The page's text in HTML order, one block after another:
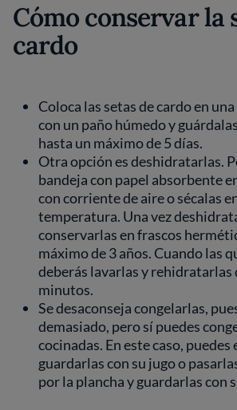
Cómo conservar la
cardo
Coloca las setas de cardo en
con un paño húmedo y
hasta un máximo de 5 días.
Otra opción es deshidratarlas.
bandeja con papel absorbente
con corriente de aire o sécalas
temperatura. Una vez
conservarlas en frascos
máximo de 3 años. Cuando las
deberás lavarlas y rehidratarlas
minutos.
Se desaconseja congelarlas,
demasiado, pero sí puedes
cocinadas. En este caso, puedes
guardarlas con su jugo o
por la plancha y guardarlas con